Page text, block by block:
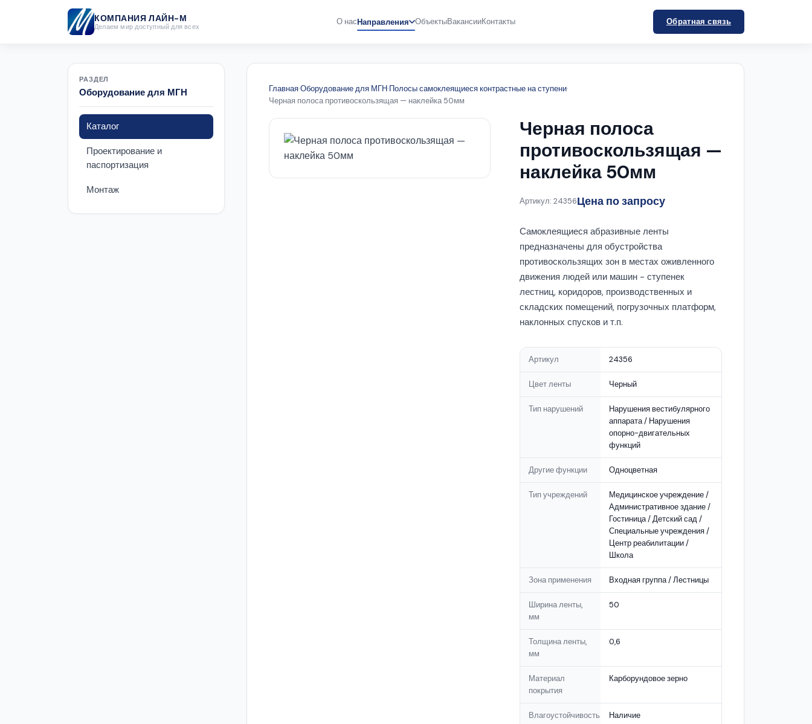
КОМПАНИЯ ЛАЙН-М
Делаем мир доступный для всех О насНаправления ОбъектыВакансииКонтакты Обратная связь
РАЗДЕЛ
Оборудование для МГН
Каталог
Проектирование и
паспортизация
Монтаж
Главная·Оборудование для МГН·Полосы самоклеящиеся контрастные на ступени·
Черная полоса противоскользящая — наклейка 50мм
Черная полоса
противоскользящая —
наклейка 50мм
Артикул: 24356Цена по запросу
Самоклеящиеся абразивные ленты
предназначены для обустройства
противоскользящих зон в местах оживленного
движения людей или машин - ступенек
лестниц, коридоров, производственных и
складских помещений, погрузочных платформ,
наклонных спусков и т.п.
Артикул 24356
Цвет ленты Черный
Тип нарушений
Нарушения вестибулярного
аппарата / Нарушения
опорно-двигательных
функций
Другие функции Одноцветная
Тип учреждений
Медицинское учреждение /
Административное здание /
Гостиница / Детский сад /
Специальные учреждения /
Центр реабилитации /
Школа
Зона применения Входная группа / Лестницы
Ширина ленты,
мм
50
Толщина ленты,
мм
0,6
Материал
покрытия
Карборундовое зерно
Влагоустойчивость Наличие